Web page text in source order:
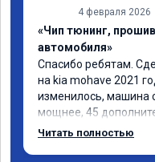
4 февраля 2026
«Чип тюнинг,
автомобиля»
Спасибо ребятам.
на kia mohave 2021
изменилось, машина
мощнее, 45
существенно
Читать полностью